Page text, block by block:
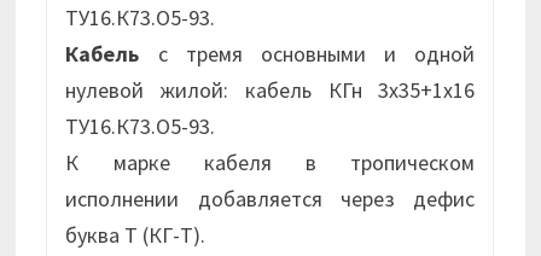
ТУ16.К73.О5-93.
Кабель с тремя основными и одной
нулевой жилой: кабель КГн 3х35+1х16
ТУ16.К73.О5-93.
К марке кабеля в тропическом
исполнении добавляется через дефис
буква Т (КГ-Т).